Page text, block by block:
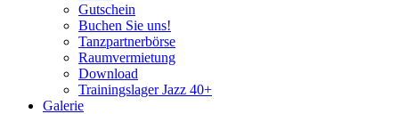
Gutschein
Buchen Sie uns!
Tanzpartnerbörse
Raumvermietung
Download
Trainingslager Jazz 40+
Galerie